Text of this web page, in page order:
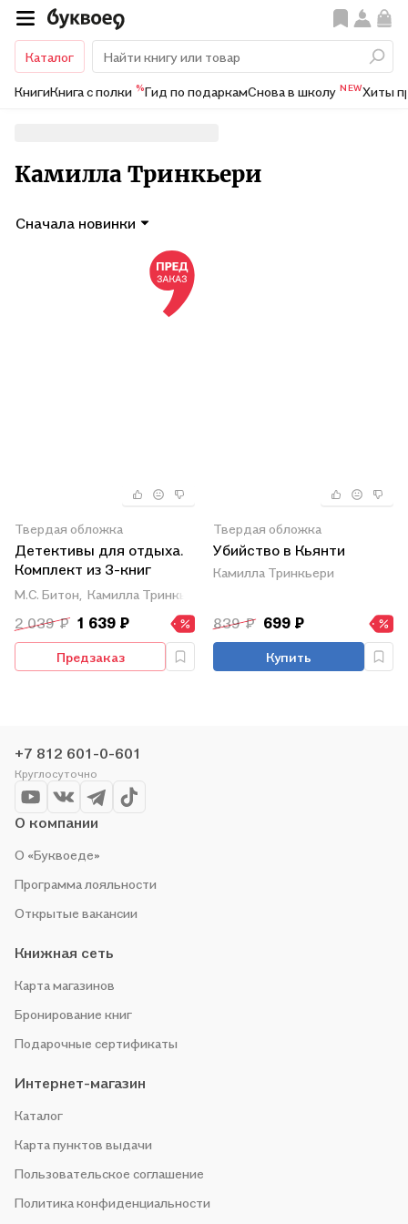
Каталог
КнигиКнига с полки %Гид по подаркамСнова в школу NEWХиты
Камилла Тринкьери
Сначала новинки
Твердая обложка
Детективы для отдыха.
Комплект из 3-книг
(Рецепт убийства для
настоящей лентяйки,
Убийство в Кьянти,
Убийство в ирландской
деревушке (#1))
М.С. Битон, Камилла Тринкьери,
2 039 ₽ 1 639 ₽
Предзаказ
Твердая обложка
Убийство в Кьянти
Камилла Тринкьери
839 ₽ 699 ₽
Купить
+7 812 601-0-601
Круглосуточно
О компании
О «Буквоеде»
Программа лояльности
Открытые вакансии
Книжная сеть
Карта магазинов
Бронирование книг
Подарочные сертификаты
Интернет-магазин
Каталог
Карта пунктов выдачи
Пользовательское соглашение
Политика конфиденциальности